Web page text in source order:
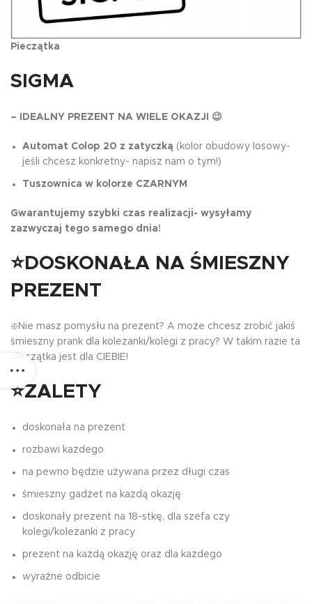
Pieczątka
SIGMA
– IDEALNY PREZENT NA WIELE OKAZJI 😉
Automat Colop 20 z zatyczką (kolor obudowy losowy-
jeśli chcesz konkretny- napisz nam o tym!)
Tuszownica w kolorze CZARNYM
Gwarantujemy szybki czas realizacji- wysyłamy
zazwyczaj tego samego dnia!
⭐DOSKONAŁA NA ŚMIESZNY
PREZENT
❇️Nie masz pomysłu na prezent? A może chcesz zrobić jakiś
śmieszny prank dla koleżanki/kolegi z pracy? W takim razie ta
pieczątka jest dla CIEBIE!
⭐ZALETY
doskonała na prezent
rozbawi każdego
na pewno będzie używana przez długi czas
śmieszny gadżet na każdą okazję
doskonały prezent na 18-stkę, dla szefa czy
kolegi/koleżanki z pracy
prezent na każdą okazję oraz dla każdego
wyraźne odbicie